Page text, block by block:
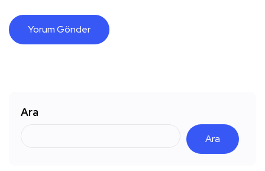
Ara
Ara